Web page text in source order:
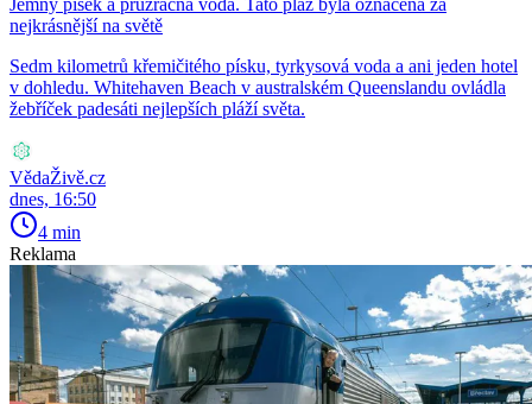
nejkrásnější na světě
Sedm kilometrů křemičitého písku, tyrkysová voda a ani jeden hotel
v dohledu. Whitehaven Beach v australském Queenslandu ovládla
žebříček padesáti nejlepších pláží světa.
VědaŽivě.cz
dnes, 16:50
4 min
Reklama